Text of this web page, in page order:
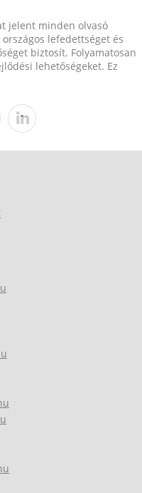
jelent minden olvasó
lefedettséget és
biztosít. Folyamatosan
lehetőségeket. Ez